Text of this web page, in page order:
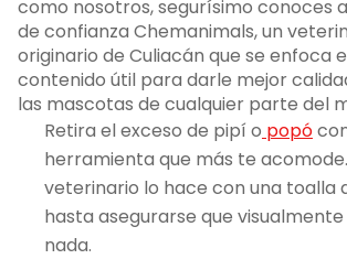
como nosotros, segurísimo conoces
de confianza Chemanimals, un
originario de Culiacán que se enfoca
contenido útil para darle mejor
las mascotas de cualquier parte del
Retira el exceso de pipí o popó
herramienta que más te
veterinario lo hace con una toalla
hasta asegurarse que
nada.